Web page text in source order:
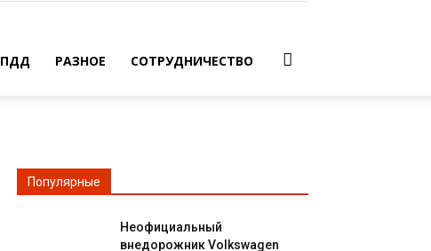
ПДД РАЗНОЕ СОТРУДНИЧЕСТВО
Популярные
Неофициальный
внедорожник Volkswagen